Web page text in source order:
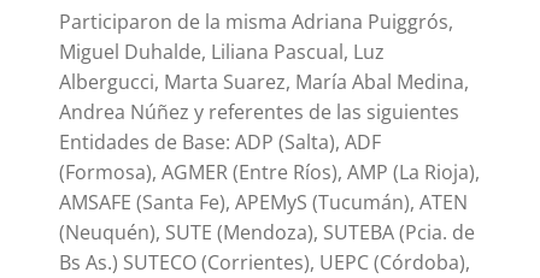
Participaron de la misma Adriana Puiggrós,
Miguel Duhalde, Liliana Pascual, Luz
Albergucci, Marta Suarez, María Abal Medina,
Andrea Núñez y referentes de las siguientes
Entidades de Base: ADP (Salta), ADF
(Formosa), AGMER (Entre Ríos), AMP (La Rioja),
AMSAFE (Santa Fe), APEMyS (Tucumán), ATEN
(Neuquén), SUTE (Mendoza), SUTEBA (Pcia. de
Bs As.) SUTECO (Corrientes), UEPC (Córdoba),